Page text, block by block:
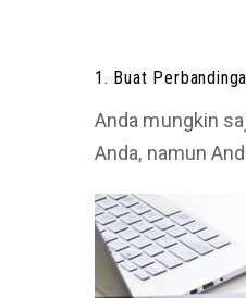
1. Buat
Anda mungkin
Anda, namun